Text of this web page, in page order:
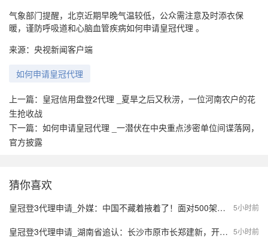
气象部门提醒，北京近期早晚气温较低，公众需注意及时添衣保
暖，谨防呼吸道和心脑血管疾病如何申请皇冠代理 。
来源：央视新闻客户端
如何申请皇冠代理
上一篇： 皇冠信用盘登2代理 _夏旱之后又秋涝，一位河南农户的花
生抢收战
下一篇： 如何申请皇冠代理 _一潜伏在中央重点涉密单位间谍落网，
官方披露
猜你喜欢
5小时前
皇冠登3代理申请_外媒：中国不藏着掖着了！面对500架歼20，望美飞行员各个是王牌
5小时前
皇冠登3代理申请_湖南省追认：长沙市原市长郑建新，开除党籍；曾因重大事故失职失责被免去市长职务；曾任湖南省财政厅厅长等